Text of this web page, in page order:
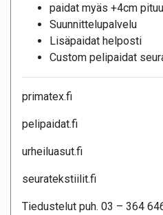
paidat myäs +4cm
Suunnittelupalvelu
Lisäpaidat helposti
Custom pelipaidat
primatex.fi
pelipaidat.fi
urheiluasut.fi
seuratekstiilit.fi
Tiedustelut puh. 03 – 364